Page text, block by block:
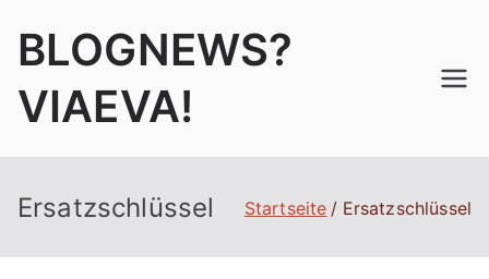
InhaltBLOGNEWS?
VIAEVA!
Ersatzschlüssel Startseite Ersatzschlüssel